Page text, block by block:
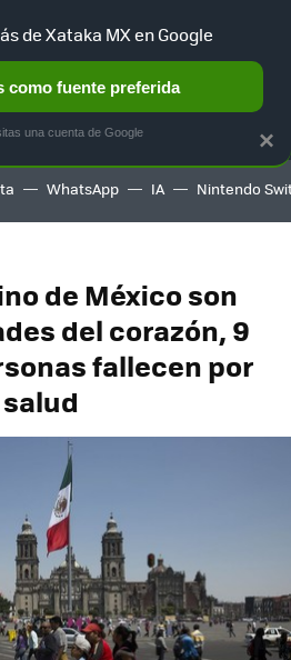
HOME AUTO TERRITORIO
WhatsApp IA Nintendo
de México son
del corazón, 9
fallecen por
×
de Xataka MX en Google
como fuente preferida
una cuenta de Google